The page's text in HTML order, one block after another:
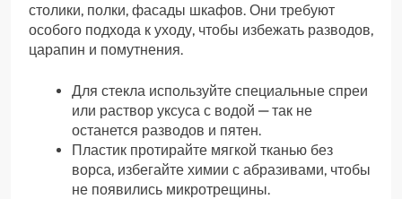
столики, полки, фасады шкафов. Они требуют
особого подхода к уходу, чтобы избежать разводов,
царапин и помутнения.
Для стекла используйте специальные спреи
или раствор уксуса с водой — так не
останется разводов и пятен.
Пластик протирайте мягкой тканью без
ворса, избегайте химии с абразивами, чтобы
не появились микротрещины.